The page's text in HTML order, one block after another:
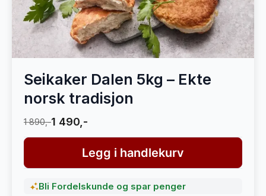
Seikaker Dalen 5kg – Ekte
norsk tradisjon
1 890,-1 490,-
Legg i handlekurv
Bli Fordelskunde og spar penger